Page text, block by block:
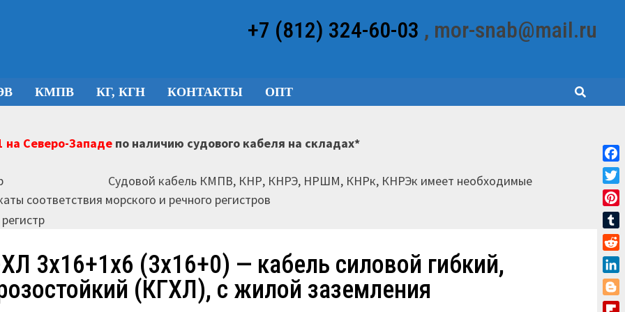
+7 (812) 324-60-03 , mor-snab@mail.ru
КМПВ КГ, КГН КОНТАКТЫ ОПТ
Северо-Западепо наличию судового кабеля на складах*
Судовой кабель КМПВ, КНР, КНРЭ, НРШМ, КНРк, КНРЭк имеет необходимые
соответствия морского и речного регистров
3х16+1х6 (3х16+0) — кабель силовой гибкий,
(КГХЛ), с жилой заземления